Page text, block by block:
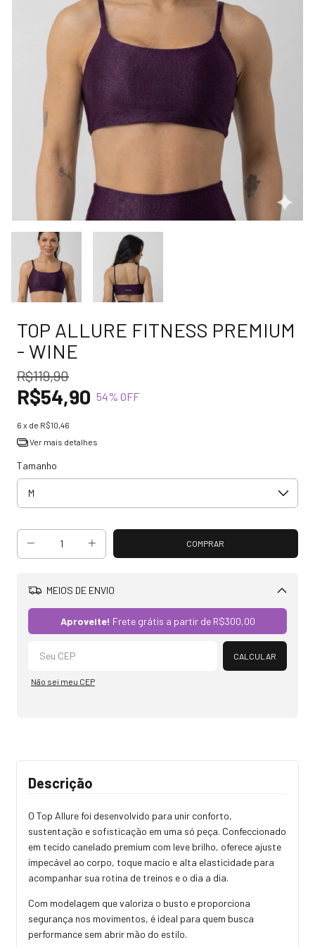
TOP ALLURE FITNESS PREMIUM
- WINE
R$119,90
R$54,90 54% OFF
6 x de R$10,46
Ver mais detalhes
Tamanho
MEIOS DE ENVIO
Aproveite! Frete grátis a partir de R$300,00
CALCULAR
Não sei meu CEP
Descrição
O Top Allure foi desenvolvido para unir conforto,
sustentação e sofisticação em uma só peça. Confeccionado
em tecido canelado premium com leve brilho, oferece ajuste
impecável ao corpo, toque macio e alta elasticidade para
acompanhar sua rotina de treinos e o dia a dia.
Com modelagem que valoriza o busto e proporciona
segurança nos movimentos, é ideal para quem busca
performance sem abrir mão do estilo.